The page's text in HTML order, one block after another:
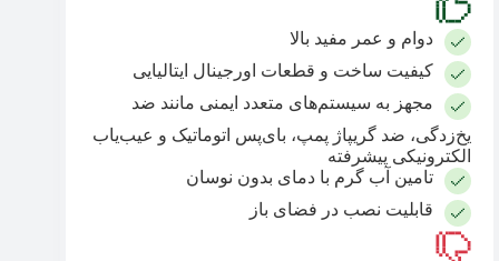
دوام و عمر مفید بالا
کیفیت ساخت و قطعات اورجینال ایتالیایی
مجهز به سیستم‌های متعدد ایمنی مانند ضد
یخ‌زدگی، ضد گریپاژ پمپ، بای‌پس اتوماتیک و عیب‌یاب
الکترونیکی پیشرفته
تامین آب گرم با دمای بدون نوسان
قابلیت نصب در فضای باز